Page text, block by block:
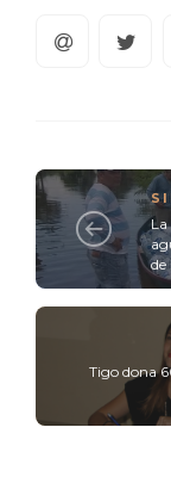
La
de
Tigo dona